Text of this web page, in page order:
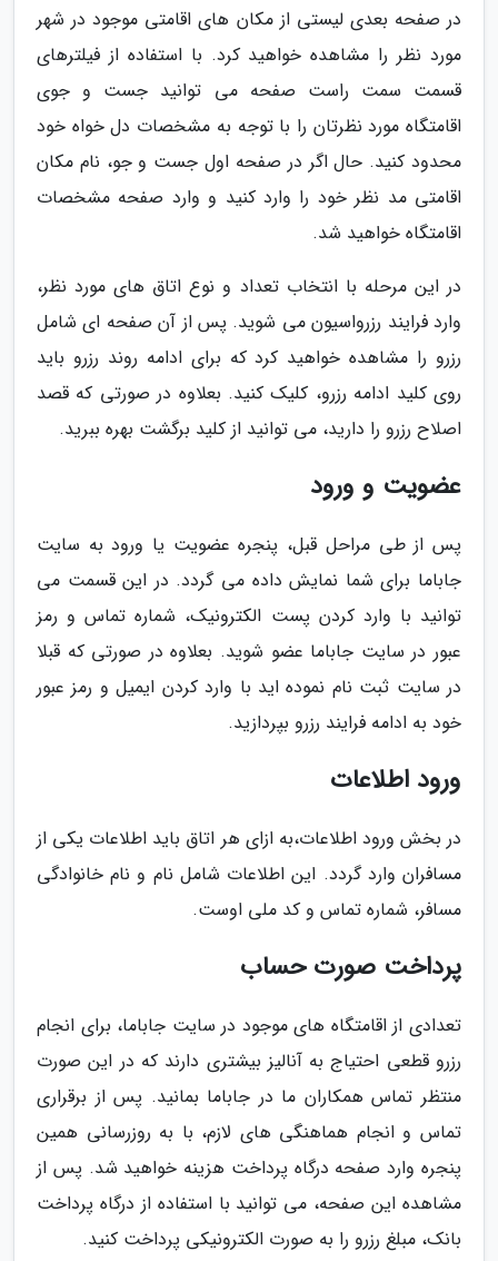
در صفحه بعدی لیستی از مکان های اقامتی موجود در شهر
مورد نظر را مشاهده خواهید کرد. با استفاده از فیلترهای
قسمت سمت راست صفحه می توانید جست و جوی
اقامتگاه مورد نظرتان را با توجه به مشخصات دل خواه خود
محدود کنید. حال اگر در صفحه اول جست و جو، نام مکان
اقامتی مد نظر خود را وارد کنید و وارد صفحه مشخصات
اقامتگاه خواهید شد.
در این مرحله با انتخاب تعداد و نوع اتاق های مورد نظر،
وارد فرایند رزرواسیون می شوید. پس از آن صفحه ای شامل
رزرو را مشاهده خواهید کرد که برای ادامه روند رزرو باید
روی کلید ادامه رزرو، کلیک کنید. بعلاوه در صورتی که قصد
اصلاح رزرو را دارید، می توانید از کلید برگشت بهره ببرید.
عضویت و ورود
پس از طی مراحل قبل، پنجره عضویت یا ورود به سایت
جاباما برای شما نمایش داده می گردد. در این قسمت می
توانید با وارد کردن پست الکترونیک، شماره تماس و رمز
عبور در سایت جاباما عضو شوید. بعلاوه در صورتی که قبلا
در سایت ثبت نام نموده اید با وارد کردن ایمیل و رمز عبور
خود به ادامه فرایند رزرو بپردازید.
ورود اطلاعات
در بخش ورود اطلاعات،به ازای هر اتاق باید اطلاعات یکی از
مسافران وارد گردد. این اطلاعات شامل نام و نام خانوادگی
مسافر، شماره تماس و کد ملی اوست.
پرداخت صورت حساب
تعدادی از اقامتگاه های موجود در سایت جاباما، برای انجام
رزرو قطعی احتیاج به آنالیز بیشتری دارند که در این صورت
منتظر تماس همکاران ما در جاباما بمانید. پس از برقراری
تماس و انجام هماهنگی های لازم، با به روزرسانی همین
پنجره وارد صفحه درگاه پرداخت هزینه خواهید شد. پس از
مشاهده این صفحه، می توانید با استفاده از درگاه پرداخت
بانک، مبلغ رزرو را به صورت الکترونیکی پرداخت کنید.